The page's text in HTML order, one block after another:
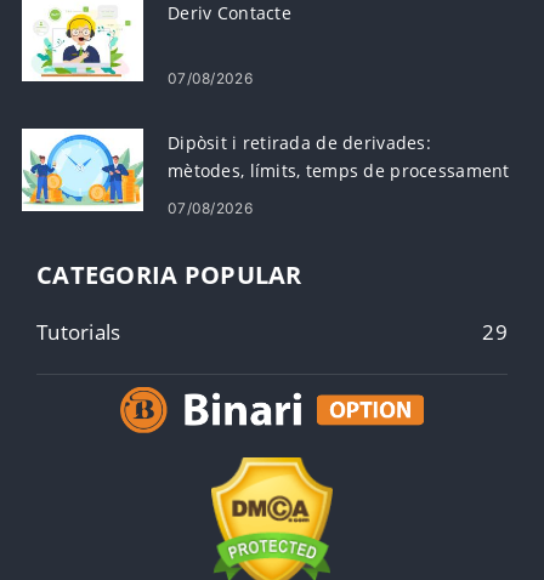
Deriv Contacte
07/08/2026
Dipòsit i retirada de derivades:
mètodes, límits, temps de processament
07/08/2026
CATEGORIA POPULAR
Tutorials 29